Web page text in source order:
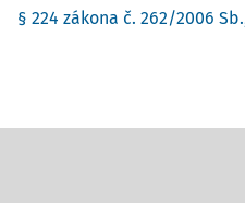
§ 224 zákona č. 262/2006